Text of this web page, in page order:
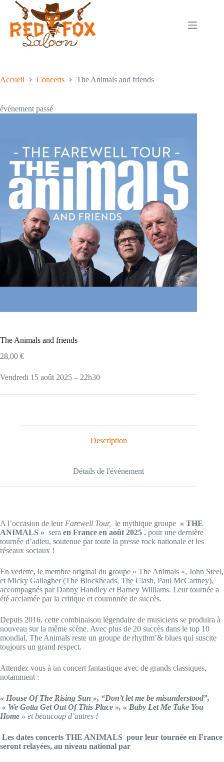
Passer
contenu
Accueil Concerts The Animals and friends
événement passé
The Animals and friends
28,00 €
Vendredi 15 août 2025 – 22h30
Description
Détails de l'événement
A l’occasion de leur Farewell Tour, le mythique groupe « THE
ANIMALS » sera en France en août 2025 . pour une dernière
tournée d’adieu, soutenue par toute la presse rock nationale et les
réseaux sociaux !
En vedette, le membre original du groupe « The Animals », John Steel,
et Micky Gallagher (The Blockheads, The Clash, Paul McCartney),
accompagnés par Danny Handley et Barney Williams. Leur tournée a
été acclamée par la critique et couronnée de succès.
Depuis 2016, cette combinaison légendaire de musiciens se produira à
nouveau sur la même scène. Avec plus de 20 succès dans le top 10
mondial, The Animals reste un groupe de rhythm’& blues qui suscite
toujours un grand respect.
Attendez vous à un concert fantastique avec de grands classiques,
notamment :
« House Of The Rising Sun », “Don’t let me be misunderstood”,
« We Gotta Get Out Of This Place », « Baby Let Me Take You
Home » et beaucoup d’autres !
Les dates concerts THE ANIMALS pour leur tournée en France
seront relayées, au niveau national par